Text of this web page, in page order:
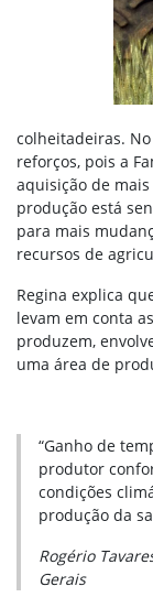
colheitadeiras.
reforços, pois a
aquisição de
produção está
para mais
recursos de
Regina explica
levam em conta
produzem,
uma área de
“Ganho de
produtor
condições
produção da
Rogério
Gerais